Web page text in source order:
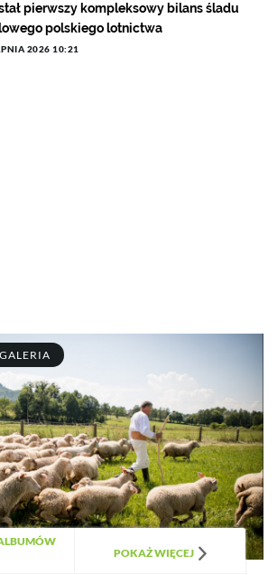
pierwszy kompleksowy bilans śladu
polskiego lotnictwa
2026 10:21
POKAŻ WIĘCEJ